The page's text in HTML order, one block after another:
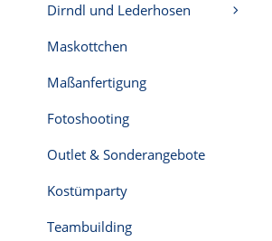
Dirndl und Lederhosen
Maskottchen
Maßanfertigung
Fotoshooting
Outlet & Sonderangebote
Kostümparty
Teambuilding